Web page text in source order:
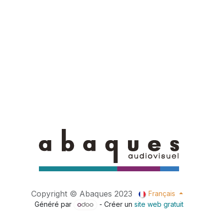
Copyright © Abaques 2023
Français
Généré par
- Créer un site web gratuit